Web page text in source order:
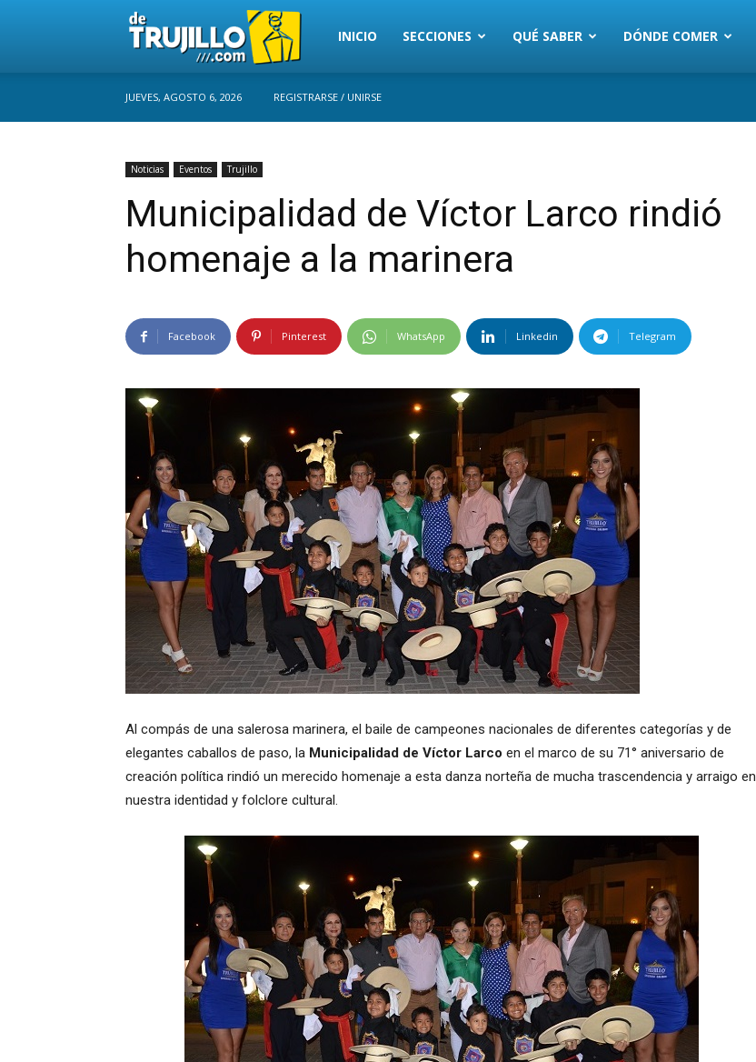
Trujillo
INICIO SECCIONES QUÉ SABER DÓNDE COMER
JUEVES, AGOSTO 6, 2026 REGISTRARSE / UNIRSE
Noticias Eventos Trujillo
Municipalidad de Víctor Larco rindió
homenaje a la marinera
Facebook Pinterest WhatsApp Linkedin Telegram
Al compás de una salerosa marinera, el baile de campeones nacionales de diferentes categorías y de
elegantes caballos de paso, la Municipalidad de Víctor Larco en el marco de su 71° aniversario de
creación política rindió un merecido homenaje a esta danza norteña de mucha trascendencia y arraigo en
nuestra identidad y folclore cultural.